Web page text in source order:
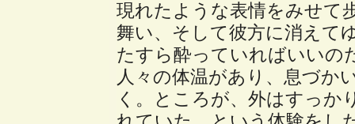
現れたような表情をみせて
舞い、そして彼方に消えて
たすら酔っていればいいの
人々の体温があり、息づか
く。ところが、外はすっか